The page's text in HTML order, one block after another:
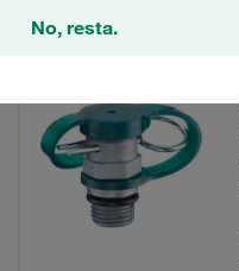
No, resta.
8 Risultati